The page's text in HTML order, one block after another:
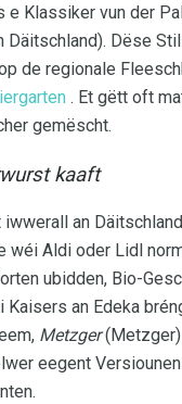
Klassiker vun der
Däitschland). Dëse
de regionale
. Et gëtt oft
gemëscht.
kaaft
an
wéi Aldi oder Lidl
ubidden, Bio-
an Edeka
Metzger(Metzger)
eegent